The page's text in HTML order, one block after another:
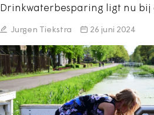
Drinkwaterbesparing ligt nu bij
Jurgen Tiekstra 26 juni 2024